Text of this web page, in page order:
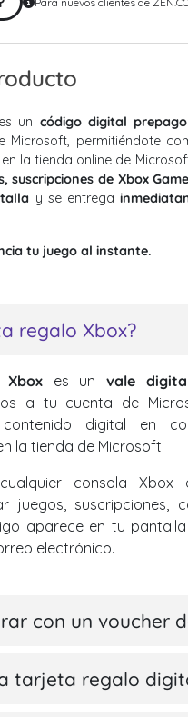
es un código digital
permitiéndote
la tienda online de
suscripciones de Xbox
y se entrega
tu juego al instante.
regalo Xbox?
es unvale
a tu cuenta de
digital en
la tienda de Microsoft.
consola
juegos, suscripciones,
aparece en tu
electrónico.
con un voucher
tarjeta regalo